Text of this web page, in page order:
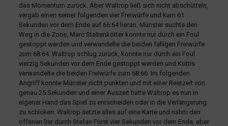
das Momentum zurück. Aber Waltrop ließ sich nicht abschütteln,
vergab einen seiner folgenden vier Freiwürfe und kam 61
Sekunden vor dem Ende auf 66:64 heran. Münster suchte den
Weg in die Zone, Marc Steltenkötter konnte nur durch ein Foul
gestoppt werden und verwandelte die beiden fälligen Freiwürfe
zum 68:64. Waltrop schlug zurück, konnte nur durch ein Foul
vierzig Sekunden vor dem Ende gestoppt werden und Kottis
verwandelte die beiden Freiwürfe zum 68:66. Im folgenden
Angriff konnte Münster nicht punkten und mit einer Restzeit von
genau 25 Sekunden und einer Auszeit hatte Waltrop es nun in
eigener Hand das Spiel zu entscheiden oder in die Verlängerung
zu schicken. Waltrop setzte alles auf eine Karte und nahm den
offenen 3er durch Stefan Fürst vier Sekunden vor dem Ende, aber